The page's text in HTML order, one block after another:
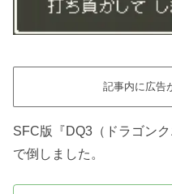
記事内に広告
SFC版『DQ3（ドラゴン
で倒しました。